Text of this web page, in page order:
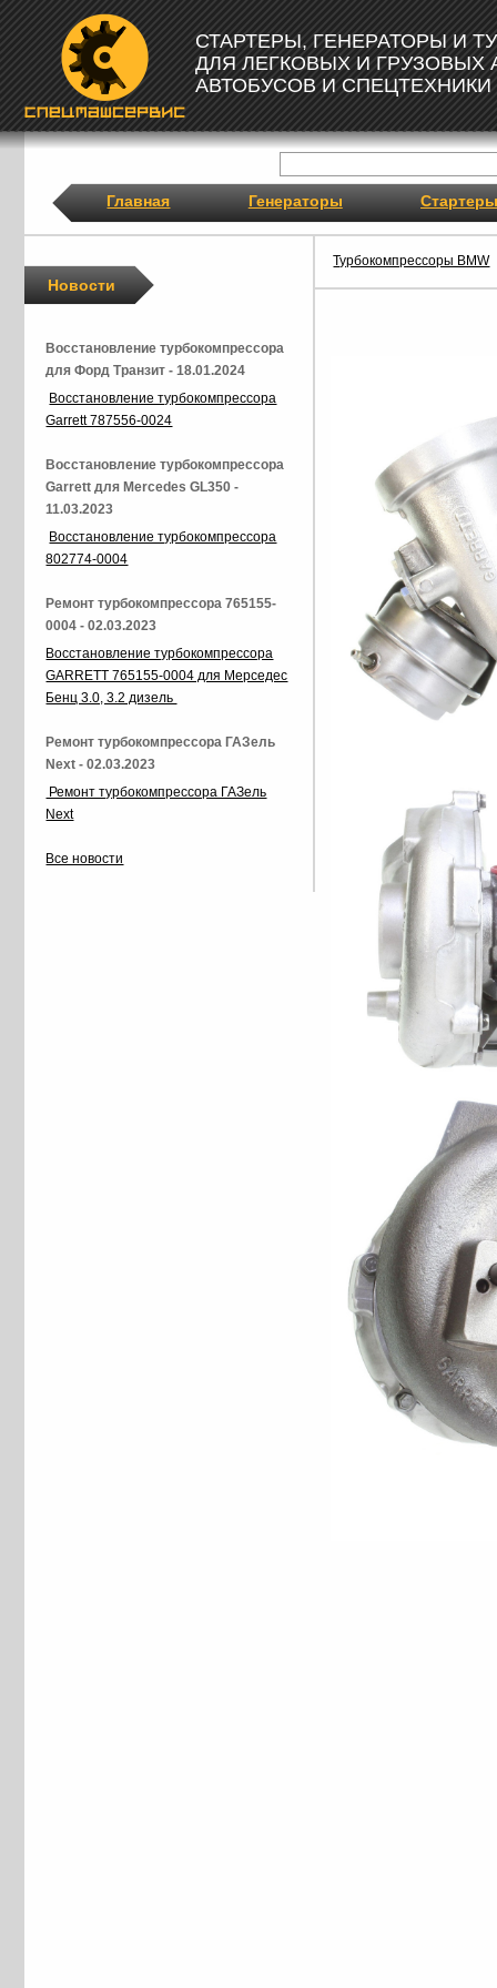
СТАРТЕРЫ, ГЕНЕРАТОРЫ И
ДЛЯ ЛЕГКОВЫХ И ГРУЗОВЫХ
АВТОБУСОВ И СПЕЦТЕХНИКИ
Главная Генераторы Стартеры
Турбокомпрессоры BMW
Новости
Восстановление турбокомпрессора
для Форд Транзит - 18.01.2024
Восстановление турбокомпрессора
Garrett 787556-0024
Восстановление турбокомпрессора
Garrett для Mercedes GL350 -
11.03.2023
Восстановление турбокомпрессора
802774-0004
Ремонт турбокомпрессора 765155-
0004 - 02.03.2023
Восстановление турбокомпрессора
GARRETT 765155-0004 для Мерседес
Бенц 3.0, 3.2 дизель
Ремонт турбокомпрессора ГАЗель
Next - 02.03.2023
Ремонт турбокомпрессора ГАЗель
Next
Все новости